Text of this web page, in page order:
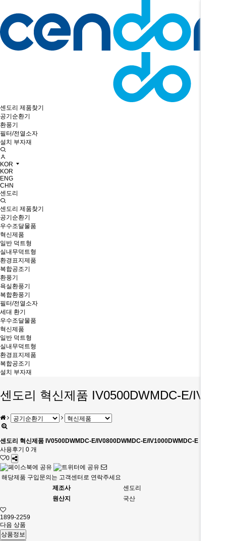
센도리 제품찾기
공기순환기
환풍기
필터/전열소자
설치 부자재
KOR
KOR
ENG
CHN
센도리
센도리 제품찾기
공기순환기
우수조달물품
혁신제품
일반 덕트형
실내무덕트형
환경표지제품
복합공조기
환풍기
욕실환풍기
복합환풍기
필터/전열소자
세대 환기
우수조달물품
혁신제품
일반 덕트형
실내무덕트형
환경표지제품
복합공조기
설치 부자재
센도리 혁신제품 IV0500DWMDC-E/
센도리 혁신제품 IV0500DWMDC-E/IV0800DWMDC-E/IV1000DWMDC-E 덕트형
사용후기 0 개
0
해당제품 구입문의는 고객센터로 연락주세요
제조사
센도리
원산지
국산
1899-2259
다음 상품
상품정보